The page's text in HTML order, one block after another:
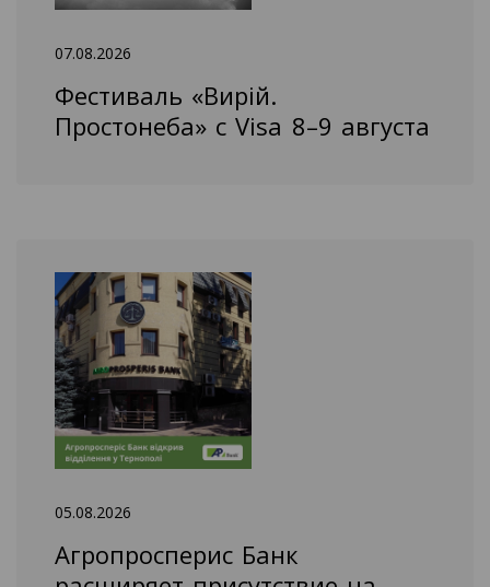
07.08.2026
Фестиваль «Вирій.
Простонеба» с Visa 8–9 августа
05.08.2026
Агропросперис Банк